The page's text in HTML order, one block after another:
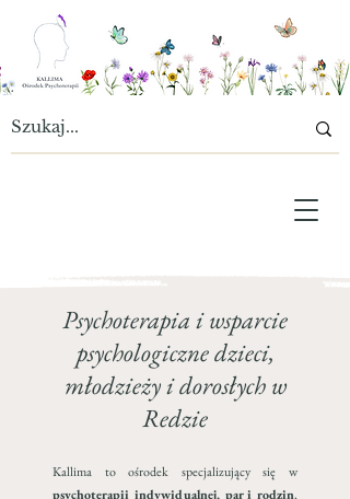
Psychoterapia i wsparcie
psychologiczne dzieci,
młodzieży i dorosłych w
Redzie
Kallima to ośrodek specjalizujący się w
psychoterapii indywidualnej, par i rodzin,